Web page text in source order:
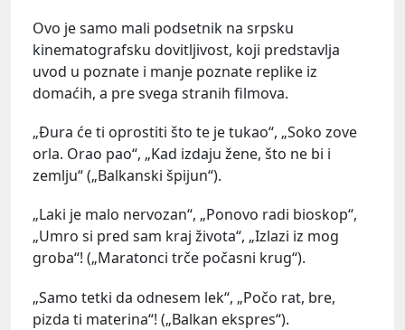
Ovo je samo mali podsetnik na srpsku
kinematografsku dovitljivost, koji predstavlja
uvod u poznate i manje poznate replike iz
domaćih, a pre svega stranih filmova.
„Đura će ti oprostiti što te je tukao“, „Soko zove
orla. Orao pao“, „Kad izdaju žene, što ne bi i
zemlju“ („Balkanski špijun“).
„Laki je malo nervozan“, „Ponovo radi bioskop“,
„Umro si pred sam kraj života“, „Izlazi iz mog
groba“! („Maratonci trče počasni krug“).
„Samo tetki da odnesem lek“, „Počo rat, bre,
pizda ti materina“! („Balkan ekspres“).